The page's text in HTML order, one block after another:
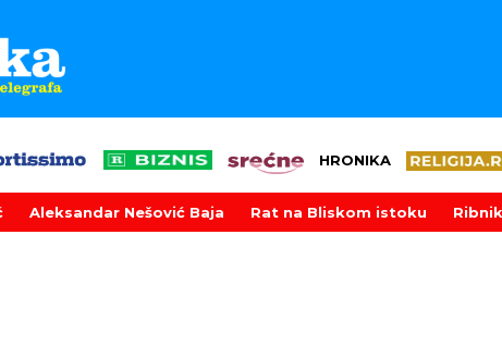
HRONIKA
Aleksandar Nešović Baja Rat na Bliskom istoku